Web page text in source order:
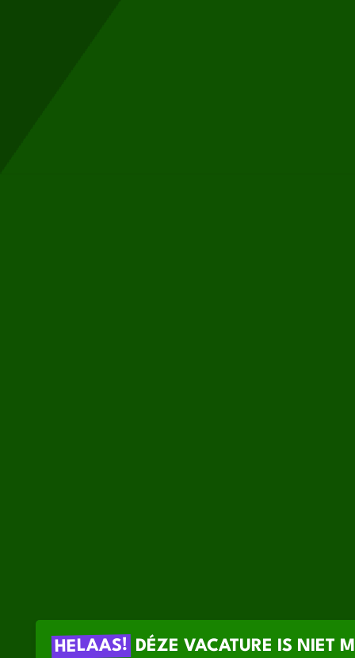
HELAAS! DÉZE VACATURE IS NIET